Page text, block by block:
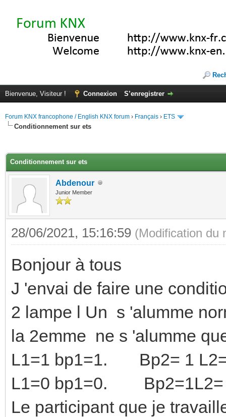
Bienvenue, Visiteur ! Connexion S’enregistrer
Forum KNX francophone / English KNX forum › Français › ETS
Conditionnement sur ets
Conditionnement sur ets
Abdenour
Junior Member
28/06/2021, 15:16:59 (Modification du
Bonjour à tous
J 'envai de faire une
2 lampe l Un s 'alumme
la 2emme ne s 'alumme
L1=1 bp1=1. Bp2= 1
L1=0 bp1=0.
Le participant que je